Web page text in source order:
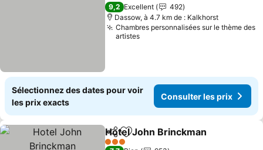
9,2 Excellent
492
Dassow, à 4.7 km de : Kalkhorst
Chambres personnalisées sur le thème des
artistes
Sélectionnez des dates pour voir
les prix exacts
Consulter les prix
PartagerAjouter à mes favoris
Hotel John Brinckman
3 Étoiles